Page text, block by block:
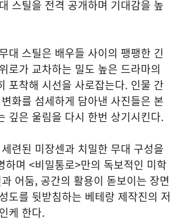
스틸을 전격 공개하며 기대감을 높
대 스틸은 배우들 사이의 팽팽한 긴
로가 교차하는 밀도 높은 드라마의
포착해 시선을 사로잡는다. 인물 간
화를 섬세하게 담아낸 사진들은 본
깊은 울림을 다시 한번 상기시킨다.
련된 미장센과 치밀한 무대 구성을
하며 <비밀통로>만의 독보적인 미학
어둠, 공간의 활용이 돋보이는 장면
도를 뒷받침하는 베테랑 제작진의 저
케 한다.